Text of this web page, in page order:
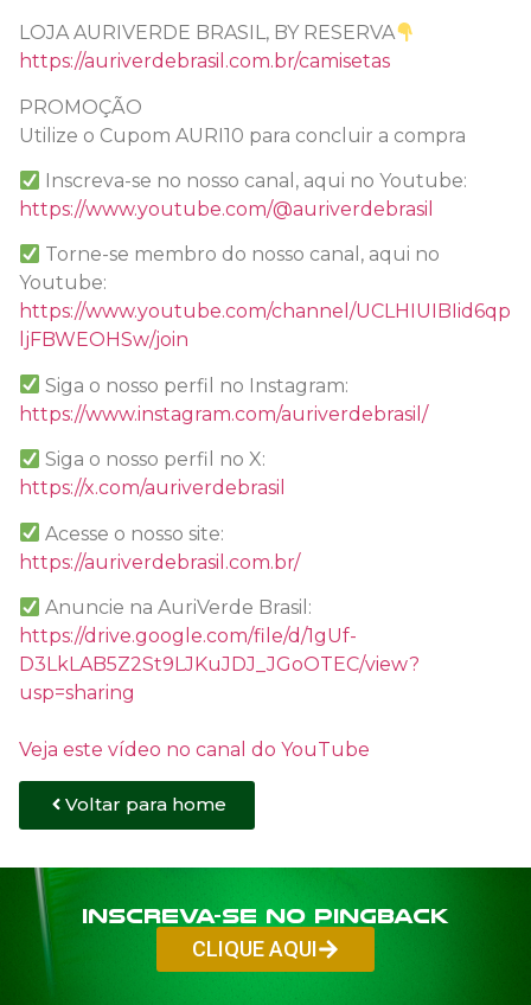
LOJA AURIVERDE BRASIL, BY RESERVA
https://auriverdebrasil.com.br/camisetas
PROMOÇÃO
Utilize o Cupom AURI10 para concluir a compra
Inscreva-se no nosso canal, aqui no Youtube:
https://www.youtube.com/@auriverdebrasil
Torne-se membro do nosso canal, aqui no
Youtube:
https://www.youtube.com/channel/UCLHIUIBIid6qp
ljFBWEOHSw/join
Siga o nosso perfil no Instagram:
https://www.instagram.com/auriverdebrasil/
Siga o nosso perfil no X:
https://x.com/auriverdebrasil
Acesse o nosso site:
https://auriverdebrasil.com.br/
Anuncie na AuriVerde Brasil:
https://drive.google.com/file/d/1gUf-
D3LkLAB5Z2St9LJKuJDJ_JGoOTEC/view?
usp=sharing
Veja este vídeo no canal do YouTube
Voltar para home
Inscreva-se no PINGBACK
CLIQUE AQUI